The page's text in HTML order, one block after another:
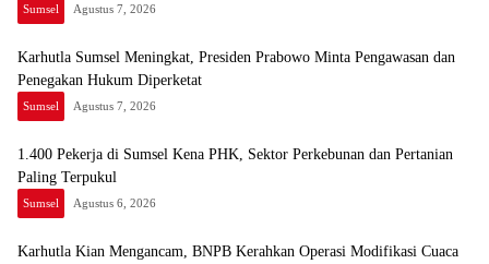
Sumsel Agustus 7, 2026
Karhutla Sumsel Meningkat, Presiden Prabowo Minta Pengawasan dan
Penegakan Hukum Diperketat
Sumsel Agustus 7, 2026
1.400 Pekerja di Sumsel Kena PHK, Sektor Perkebunan dan Pertanian
Paling Terpukul
Sumsel Agustus 6, 2026
Karhutla Kian Mengancam, BNPB Kerahkan Operasi Modifikasi Cuaca